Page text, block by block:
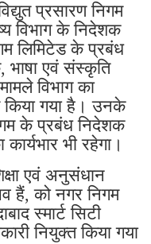
प्रसारण निगम
विभाग के निदेशक
लिमिटेड के प्रबंध
एवं संस्कृति
विभाग का
गया है। उनके
के प्रबंध निदेशक
भी रहेगा।
एवं अनुसंधान
हैं, को नगर निगम
स्मार्ट सिटी
नियुक्त किया गया